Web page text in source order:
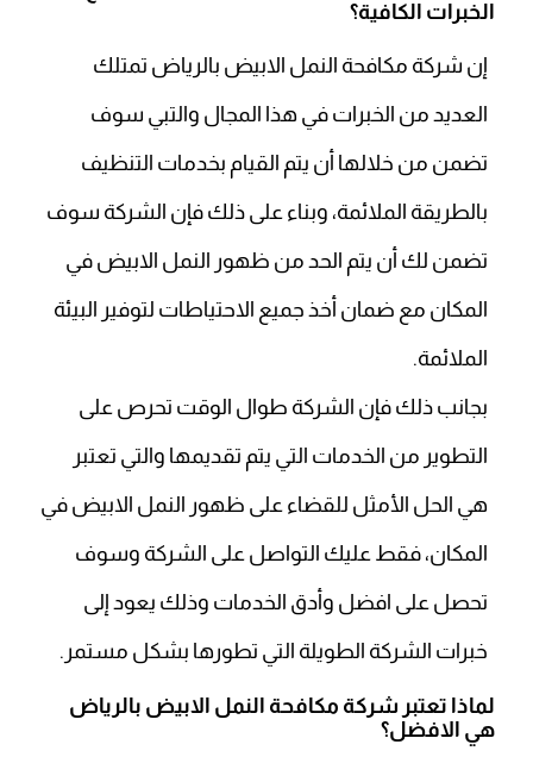
الخبرات الكافية؟
إن شركة مكافحة النمل الابيض بالرياض تمتلك
العديد من الخبرات في هذا المجال والتبي سوف
تضمن من خلالها أن يتم القيام بخدمات التنظيف
بالطريقة الملائمة، وبناء على ذلك فإن الشركة سوف
تضمن لك أن يتم الحد من ظهور النمل الابيض في
المكان مع ضمان أخذ جميع الاحتياطات لتوفير البيئة
الملائمة.
بجانب ذلك فإن الشركة طوال الوقت تحرص على
التطوير من الخدمات التي يتم تقديمها والتي تعتبر
هي الحل الأمثل للقضاء على ظهور النمل الابيض في
المكان، فقط عليك التواصل على الشركة وسوف
تحصل على افضل وأدق الخدمات وذلك يعود إلى
خبرات الشركة الطويلة التي تطورها بشكل مستمر.
لماذا تعتبر شركة مكافحة النمل الابيض بالرياض
هي الافضل؟